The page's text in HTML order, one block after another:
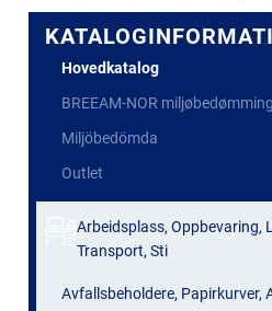
Hovedkatalog
BREEAM-NOR miljøbedømming
Miljöbedömda
Outlet
Arbeidsplass, Oppbevaring,
Transport, Sti
Avfallsbeholdere, Papirkurver,